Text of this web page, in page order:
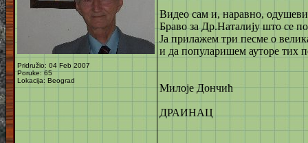
Pridružio: 04 Feb 2007
Poruke: 65
Lokacija: Beograd
Видео сам и, наравно,
Браво за Др.Наталију што се
Ја прилажем три песме о
и да популаришем ауторе тих
Милоје Дончић
ДРАИНАЦ